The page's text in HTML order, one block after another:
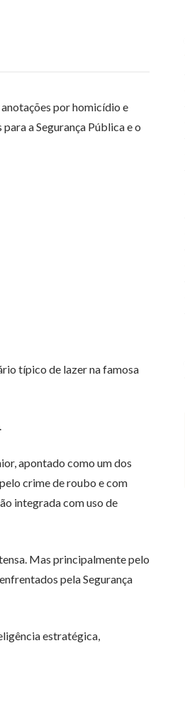
por homicídio e
a Segurança Pública e o
típico de lazer na famosa
apontado como um dos
crime de roubo e com
integrada com uso de
Mas principalmente pelo
pela Segurança
estratégica,